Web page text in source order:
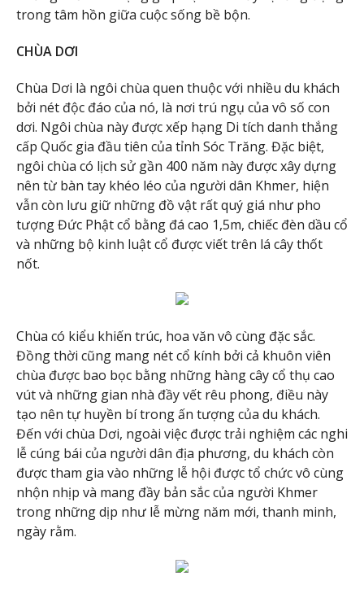
trong tâm hồn giữa cuộc sống bề bộn.
CHÙA DƠI
Chùa Dơi là ngôi chùa quen thuộc với nhiều du khách
bởi nét độc đáo của nó, là nơi trú ngụ của vô số con
dơi. Ngôi chùa này được xếp hạng Di tích danh thắng
cấp Quốc gia đầu tiên của tỉnh Sóc Trăng. Đặc biệt,
ngôi chùa có lịch sử gần 400 năm này được xây dựng
nên từ bàn tay khéo léo của người dân Khmer, hiện
vẫn còn lưu giữ những đồ vật rất quý giá như pho
tượng Đức Phật cổ bằng đá cao 1,5m, chiếc đèn dầu cổ
và những bộ kinh luật cổ được viết trên lá cây thốt
nốt.
Chùa có kiểu khiến trúc, hoa văn vô cùng đặc sắc.
Đồng thời cũng mang nét cổ kính bởi cả khuôn viên
chùa được bao bọc bằng những hàng cây cổ thụ cao
vút và những gian nhà đầy vết rêu phong, điều này
tạo nên tự huyền bí trong ấn tượng của du khách.
Đến với chùa Dơi, ngoài việc được trải nghiệm các nghi
lễ cúng bái của người dân địa phương, du khách còn
được tham gia vào những lễ hội được tổ chức vô cùng
nhộn nhịp và mang đầy bản sắc của người Khmer
trong những dịp như lễ mừng năm mới, thanh minh,
ngày rằm.